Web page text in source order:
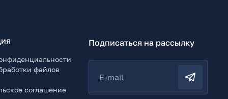
файлов
соглашение
Подписаться на рассылку
E-mail